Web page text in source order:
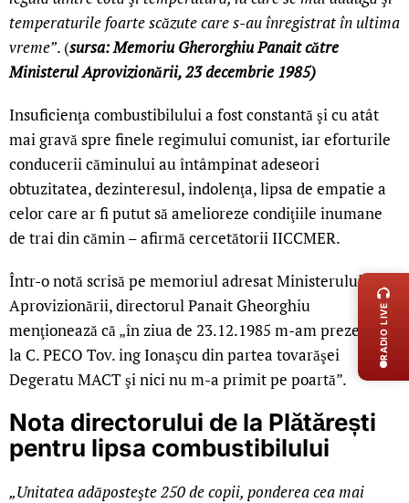
temperaturile foarte scăzute care s-au înregistrat în ultima
vreme”. (sursa: Memoriu Gherorghiu Panait către
Ministerul Aprovizionării, 23 decembrie 1985)
Insuficienţa combustibilului a fost constantă şi cu atât
mai gravă spre finele regimului comunist, iar eforturile
conducerii căminului au întâmpinat adeseori
obtuzitatea, dezinteresul, indolenţa, lipsa de empatie a
celor care ar fi putut să amelioreze condiţiile inumane
de trai din cămin – afirmă cercetătorii IICCMER.
Într-o notă scrisă pe memoriul adresat Ministerului
Aprovizionării, directorul Panait Gheorghiu
menţionează că „în ziua de 23.12.1985 m-am prezentat
la C. PECO Tov. ing Ionaşcu din partea tovarăşei
Degeratu MACT şi nici nu m-a primit pe poartă”.
Nota directorului de la Plătărești
pentru lipsa combustibilului
„Unitatea adăposteşte 250 de copii, ponderea cea mai
RADIO LIVE